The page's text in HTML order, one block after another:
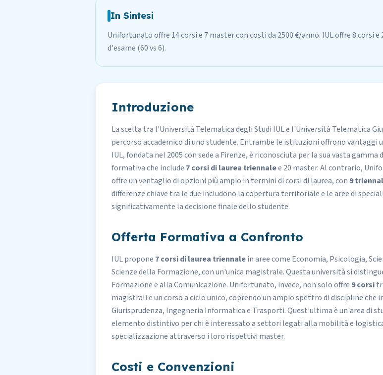
In Sintesi
Unifortunato offre 14 corsi e 7 master con costi da 2500 €/anno. IUL offre 8 corsi
d'esame (60 vs 6).
Introduzione
La scelta tra l'Università Telematica degli Studi IULe l'Università Telematica
percorso accademico di uno studente. Entrambe le istituzioni offrono vantaggi
IUL, fondata nel 2005 con sede a Firenze, è riconosciuta per la sua vasta
formativa che include 7 corsi di laurea triennalee 20 master. Al contrario,
offre un ventaglio di opzioni più ampio in termini di corsi di laurea, con 9
differenze chiave tra le due includono la copertura territoriale e le aree di
significativamente la decisione finale dello studente.
Offerta Formativa a Confronto
IUL propone 7 corsi di laurea triennalein aree come Economia, Psicologia,
Scienze della Formazione, con un'unica magistrale. Questa università si
Formazione e alla Comunicazione. Unifortunato, invece, non solo offre 9 corsi
magistrali e un corso a ciclo unico, coprendo un ampio spettro di discipline che
Giurisprudenza, Ingegneria Informatica e Trasporti. Quest'ultima è un'area di
elemento distintivo per chi è interessato a settori legati alla mobilità e
specializzazione attraverso i loro rispettivi master.
Costi e Convenzioni